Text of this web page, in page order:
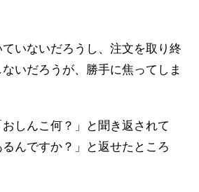
いないだろうし、注文を取り終
いだろうが、勝手に焦ってしま
しんこ何？」と聞き返されて
んですか？」と返せたところ